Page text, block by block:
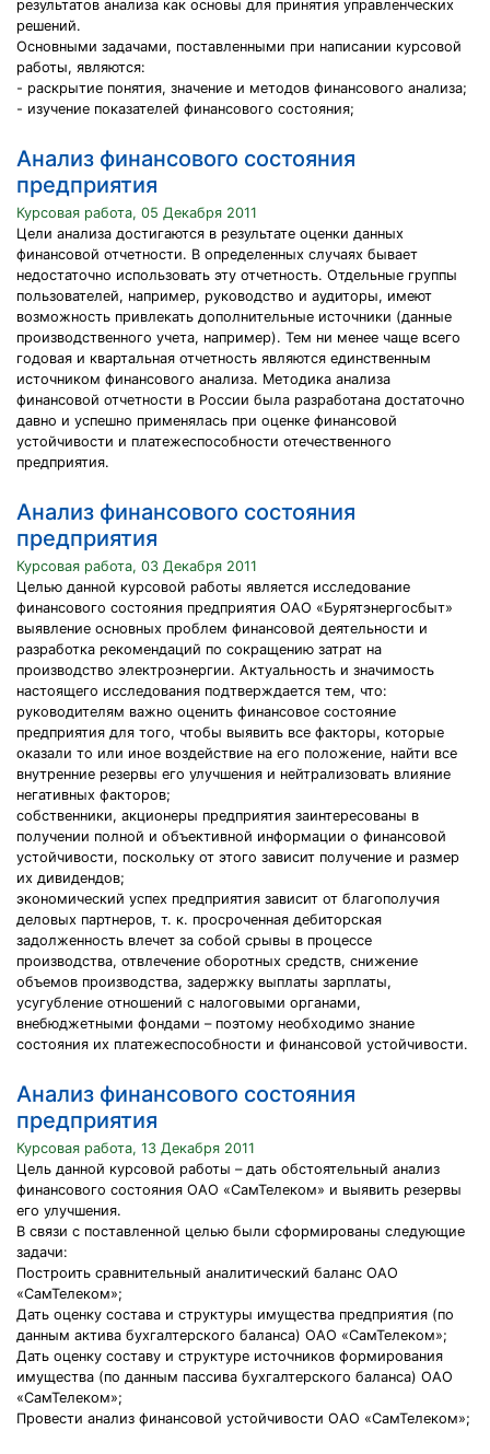
результатов анализа как основы для принятия управленческих
решений.
Основными задачами, поставленными при написании курсовой
работы, являются:
- раскрытие понятия, значение и методов финансового анализа;
- изучение показателей финансового состояния;
Анализ финансового состояния
предприятия
Курсовая работа, 05 Декабря 2011
Цели анализа достигаются в результате оценки данных
финансовой отчетности. В определенных случаях бывает
недостаточно использовать эту отчетность. Отдельные группы
пользователей, например, руководство и аудиторы, имеют
возможность привлекать дополнительные источники (данные
производственного учета, например). Тем ни менее чаще всего
годовая и квартальная отчетность являются единственным
источником финансового анализа. Методика анализа
финансовой отчетности в России была разработана достаточно
давно и успешно применялась при оценке финансовой
устойчивости и платежеспособности отечественного
предприятия.
Анализ финансового состояния
предприятия
Курсовая работа, 03 Декабря 2011
Целью данной курсовой работы является исследование
финансового состояния предприятия ОАО «Бурятэнергосбыт»
выявление основных проблем финансовой деятельности и
разработка рекомендаций по сокращению затрат на
производство электроэнергии. Актуальность и значимость
настоящего исследования подтверждается тем, что:
руководителям важно оценить финансовое состояние
предприятия для того, чтобы выявить все факторы, которые
оказали то или иное воздействие на его положение, найти все
внутренние резервы его улучшения и нейтрализовать влияние
негативных факторов;
собственники, акционеры предприятия заинтересованы в
получении полной и объективной информации о финансовой
устойчивости, поскольку от этого зависит получение и размер
их дивидендов;
экономический успех предприятия зависит от благополучия
деловых партнеров, т. к. просроченная дебиторская
задолженность влечет за собой срывы в процессе
производства, отвлечение оборотных средств, снижение
объемов производства, задержку выплаты зарплаты,
усугубление отношений с налоговыми органами,
внебюджетными фондами – поэтому необходимо знание
состояния их платежеспособности и финансовой устойчивости.
Анализ финансового состояния
предприятия
Курсовая работа, 13 Декабря 2011
Цель данной курсовой работы – дать обстоятельный анализ
финансового состояния ОАО «СамТелеком» и выявить резервы
его улучшения.
В связи с поставленной целью были сформированы следующие
задачи:
Построить сравнительный аналитический баланс ОАО
«СамТелеком»;
Дать оценку состава и структуры имущества предприятия (по
данным актива бухгалтерского баланса) ОАО «СамТелеком»;
Дать оценку составу и структуре источников формирования
имущества (по данным пассива бухгалтерского баланса) ОАО
«СамТелеком»;
Провести анализ финансовой устойчивости ОАО «СамТелеком»;